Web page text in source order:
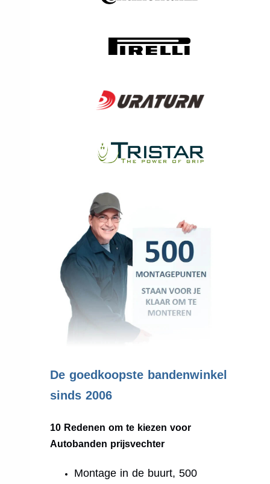
De goedkoopste bandenwinkel
sinds 2006
10 Redenen om te kiezen voor
Autobanden prijsvechter
Montage in de buurt, 500